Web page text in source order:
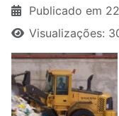
Publicado em
Visualizações: